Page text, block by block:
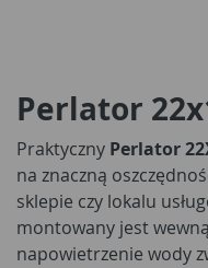
Perlator
Praktyczny Perlator
na znaczną
sklepie czy lokalu
montowany jest
napowietrzenie wody